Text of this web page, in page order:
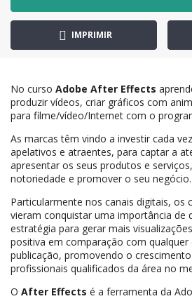
IMPRIMIR
No curso Adobe After Effects
produzir vídeos, criar gráficos com
para filme/vídeo/Internet com o
As marcas têm vindo a investir cada
apelativos e atraentes, para captar a
apresentar os seus produtos e
notoriedade e promover o seu negócio.
Particularmente nos canais digitais, os
vieram conquistar uma importância de
estratégia para gerar mais
positiva em comparação com
publicação, promovendo o
profissionais qualificados da área no
O After Effects é a ferramenta da